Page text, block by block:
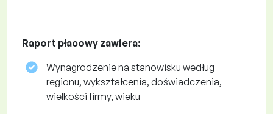
Raport płacowy zawiera:
Wynagrodzenie na stanowisku według
regionu, wykształcenia, doświadczenia,
wielkości firmy, wieku